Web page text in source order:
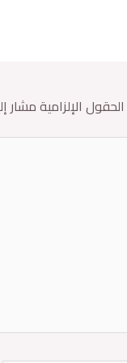
الحقول الإلزامية مشار